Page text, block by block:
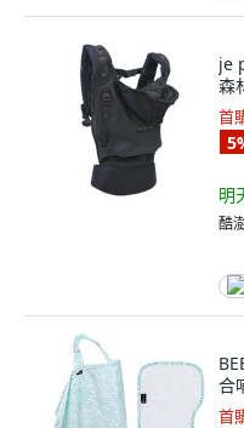
je
森
首
5
明
酷
合
首